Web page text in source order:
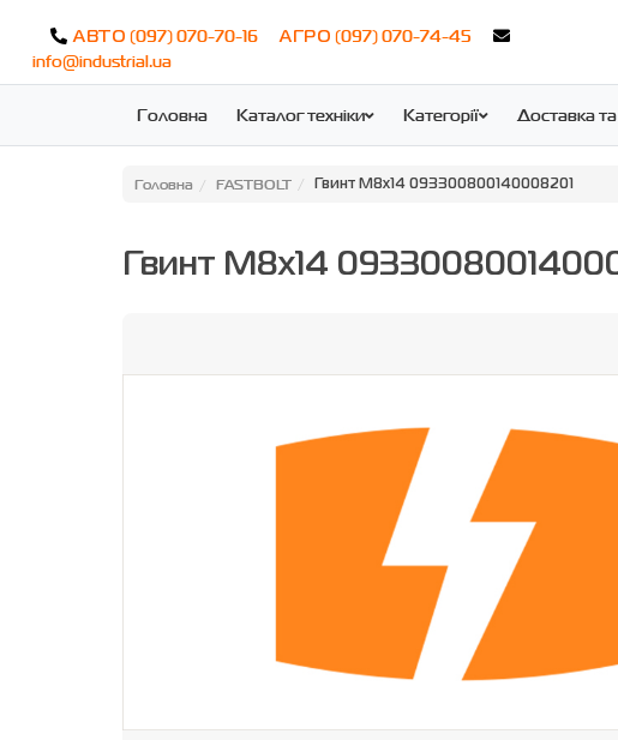
АВТО (097) 070-70-16 АГРО (097) 070-74-45
info@industrial.ua
Головна Каталог техніки Категорії Доставка
Головна FASTBOLT Гвинт M8x14 093300800140008201
Гвинт M8x14